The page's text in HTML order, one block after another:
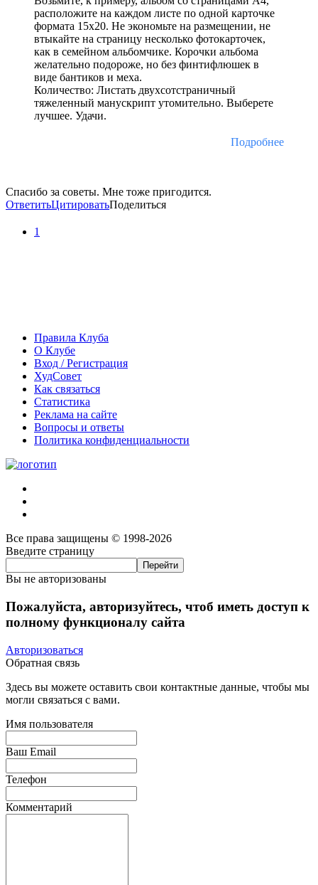
расположите на каждом листе по одной карточке
формата 15х20. Не экономьте на размещении, не
втыкайте на страницу несколько фотокарточек,
как в семейном альбомчике. Корочки альбома
желательно подороже, но без финтифлюшек в
виде бантиков и меха.
Количество: Листать двухсотстраничный
тяжеленный манускрипт утомительно. Выберете
лучшее. Удачи.
Подробнее
Спасибо за советы. Мне тоже пригодится.
ОтветитьЦитироватьПоделиться
1
Правила Клуба
О Клубе
Вход / Регистрация
ХудСовет
Как связаться
Статистика
Реклама на сайте
Вопросы и ответы
Политика конфиденциальности
Все права защищены © 1998-2026
Введите страницу
Вы не авторизованы
Пожалуйста, авторизуйтесь, чтоб иметь доступ к
полному функционалу сайта
Авторизоваться
Обратная связь
Здесь вы можете оставить свои контактные данные, чтобы мы
могли связаться с вами.
Имя пользователя
Ваш Email
Телефон
Комментарий